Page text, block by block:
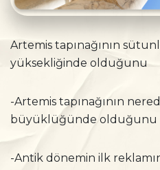
Artemis tapınağının
yüksekliğinde olduğunu
-Artemis tapınağının
büyüklüğünde olduğunu
-Antik dönemin ilk